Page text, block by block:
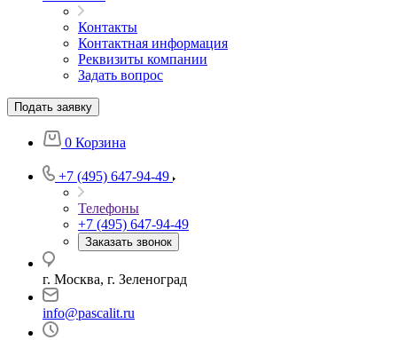
Контакты
Контактная информация
Реквизиты компании
Задать вопрос
Подать заявку
0 Корзина
+7 (495) 647-94-49
Телефоны
+7 (495) 647-94-49
Заказать звонок
г. Москва, г. Зеленоград
info@pascalit.ru